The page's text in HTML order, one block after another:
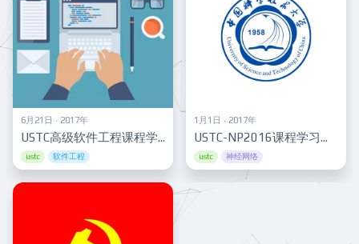
6月21日 · 2017年
USTC高级软件工程课程学习心得
ustc 软件工程
1月1日 · 2017年
USTC-NP2016课程学习总结
ustc 神经网络